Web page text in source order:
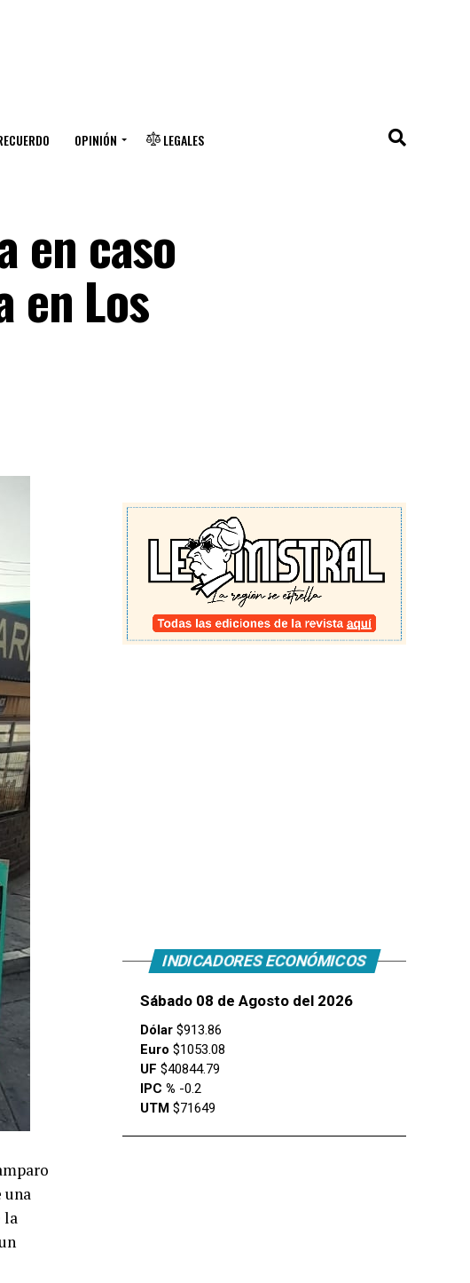
OPINIÓN LEGALES
en caso
en Los
una
la
INDICADORES ECONÓMICOS
Sábado 08 de Agosto del 2026
Dólar $913.86
Euro $1053.08
UF $40844.79
IPC % -0.2
UTM $71649